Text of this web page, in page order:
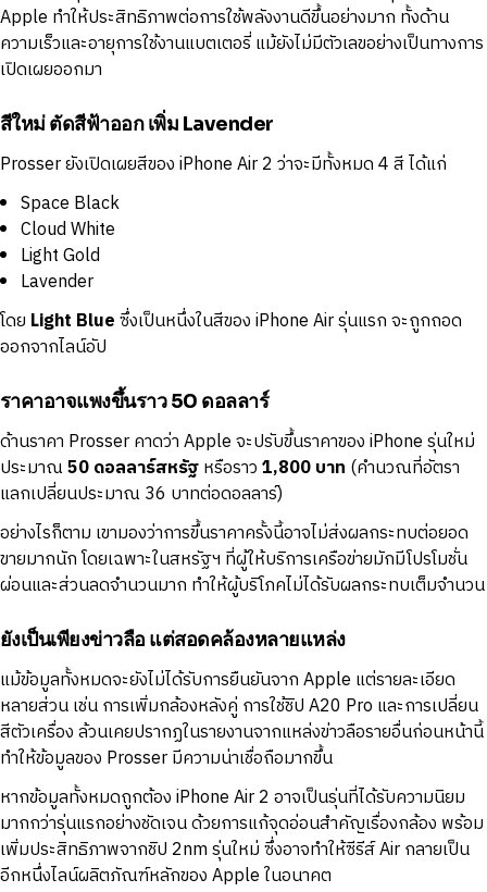
Apple ทำให้ประสิทธิภาพต่อการใช้พลังงานดีขึ้นอย่างมาก ทั้งด้าน
ความเร็วและอายุการใช้งานแบตเตอรี่ แม้ยังไม่มีตัวเลขอย่างเป็นทางการ
เปิดเผยออกมา
สีใหม่ ตัดสีฟ้าออก เพิ่ม Lavender
Prosser ยังเปิดเผยสีของ iPhone Air 2 ว่าจะมีทั้งหมด 4 สี ได้แก่
Space Black
Cloud White
Light Gold
Lavender
โดย Light Blueซึ่งเป็นหนึ่งในสีของ iPhone Air รุ่นแรก จะถูกถอด
ออกจากไลน์อัป
ราคาอาจแพงขึ้นราว 50 ดอลลาร์
ด้านราคา Prosser คาดว่า Apple จะปรับขึ้นราคาของ iPhone รุ่นใหม่
ประมาณ50 ดอลลาร์สหรัฐหรือราว1,800 บาท (คำนวณที่อัตรา
แลกเปลี่ยนประมาณ 36 บาทต่อดอลลาร์)
อย่างไรก็ตาม เขามองว่าการขึ้นราคาครั้งนี้อาจไม่ส่งผลกระทบต่อยอด
ขายมากนัก โดยเฉพาะในสหรัฐฯ ที่ผู้ให้บริการเครือข่ายมักมีโปรโมชั่น
ผ่อนและส่วนลดจำนวนมาก ทำให้ผู้บริโภคไม่ได้รับผลกระทบเต็มจำนวน
ยังเป็นเพียงข่าวลือ แต่สอดคล้องหลายแหล่ง
แม้ข้อมูลทั้งหมดจะยังไม่ได้รับการยืนยันจาก Apple แต่รายละเอียด
หลายส่วน เช่น การเพิ่มกล้องหลังคู่ การใช้ชิป A20 Pro และการเปลี่ยน
สีตัวเครื่อง ล้วนเคยปรากฏในรายงานจากแหล่งข่าวลือรายอื่นก่อนหน้านี้
ทำให้ข้อมูลของ Prosser มีความน่าเชื่อถือมากขึ้น
หากข้อมูลทั้งหมดถูกต้อง iPhone Air 2 อาจเป็นรุ่นที่ได้รับความนิยม
มากกว่ารุ่นแรกอย่างชัดเจน ด้วยการแก้จุดอ่อนสำคัญเรื่องกล้อง พร้อม
เพิ่มประสิทธิภาพจากชิป 2nm รุ่นใหม่ ซึ่งอาจทำให้ซีรีส์ Air กลายเป็น
อีกหนึ่งไลน์ผลิตภัณฑ์หลักของ Apple ในอนาคต